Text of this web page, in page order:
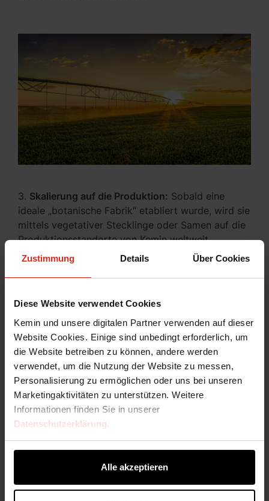
Zustimmung Details Über Cookies
Diese Website verwendet Cookies
Kemin und unsere digitalen Partner verwenden auf dieser
Website Cookies. Einige sind unbedingt erforderlich, um
die Website betreiben zu können, andere werden
verwendet, um die Nutzung der Website zu messen,
Personalisierung zu ermöglichen oder uns bei unseren
Marketingaktivitäten zu unterstützen. Weitere
Informationen finden Sie in unserer
Datenschutzerklärung.
Alle akzeptieren
3. Skalierung auf die Produktion: Sobald eine
ideale „botanische Fabrik“ etabliert wurde, wird sie
mittels vegetativer Stecklinge oder Samen auf die
Produktionsstandorte von Kemin weltweit
ausgeweitet. Im Rahmen der kontinuierlichen
Spezialkulturen, wenn bereits eine ideale Linie
gewährleistet eine verbesserte
Produktionseffizienz und kontinuierliche neue
Entdeckungen.
4.Entwicklung maßgeschneiderter
Anbausysteme:Da die Klonlinien, Hybriden und
Sorten von Kemin in der Regel nicht kommerziell
angebaut und geerntet werden, müssen unsere
Pflanzenproduktion maßgeschneiderte
Anbausysteme entwickeln. Es kann Jahre an
Herbizide und Anbaumethoden zu entwickeln, die